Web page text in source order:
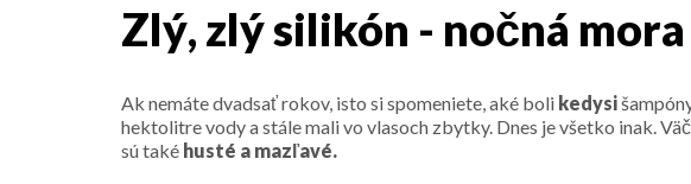
Zlý, zlý silikón - nočná
Ak nemáte dvadsať rokov, isto si spomeniete, aké boli kedysi
hektolitre vody a stále mali vo vlasoch zbytky. Dnes je všetko inak.
sú také husté a mazľavé.